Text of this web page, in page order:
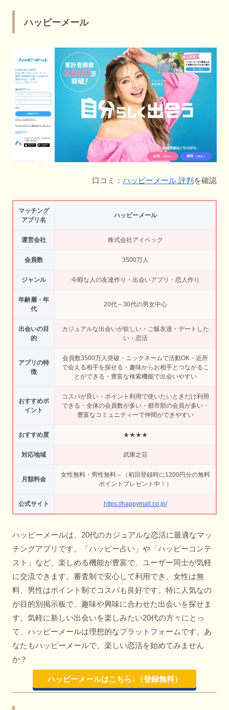
ハッピーメール
口コミ： ハッピーメール 評判 を確認
マッチング
アプリ名
ハッピーメール
運営会社 株式会社アイベック
会員数 3500万人
ジャンル 今暇な人の友達作り・出会いアプリ・恋人作り
年齢層・年
代
20代～30代の男女中心
出会いの目
的
カジュアルな出会いが欲しい・ご飯友達・デートした
い・恋活
アプリの特
徴
会員数3500万人突破・ニックネームで活動OK・近所
で会える相手を探せる・趣味からお相手とつながるこ
とができる・豊富な検索機能で出会いやすい
おすすめポ
イント
コスパが良い・ポイント利用で使いたいときだけ利用
できる・全体の会員数が多い・都市部の会員が多い・
豊富なコミュニティーで仲間ができやすい
おすすめ度 ★★★★
対応地域 武庫之荘
月額料金
女性無料・男性無料～（初回登録時に1200円分の無料
ポイントプレゼント中！）
公式サイト https://happymail.co.jp/
ハッピーメールは、20代のカジュアルな恋活に最適なマッ
チングアプリです。「ハッピー占い」や「ハッピーコンテ
スト」など、楽しめる機能が豊富で、ユーザー同士が気軽
に交流できます。審査制で安心して利用でき、女性は無
料、男性はポイント制でコスパも良好です。特に人気なの
が目的別掲示板で、趣味や興味に合わせた出会いを探せま
す。気軽に新しい出会いを楽しみたい20代の方々にとっ
て、ハッピーメールは理想的なプラットフォームです。あ
なたもハッピーメールで、楽しい恋活を始めてみません
か？
ハッピーメールはこちら♪（登録無料）